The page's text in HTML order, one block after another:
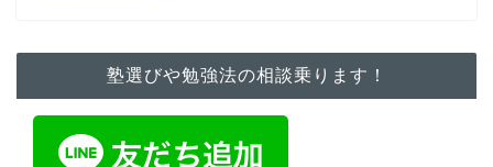
塾選びや勉強法の相談乗ります！